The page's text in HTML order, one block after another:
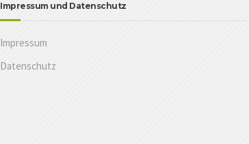
Impressum und Datenschutz
Impressum
Datenschutz